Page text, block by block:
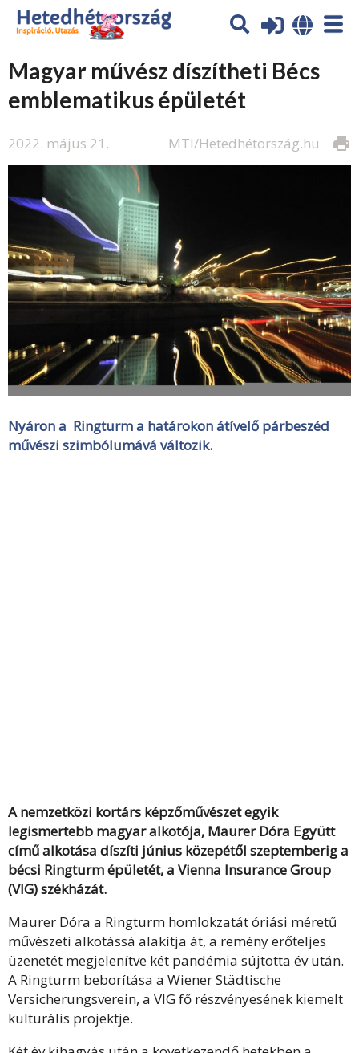
Magyar művész díszítheti Bécs
emblematikus épületét
2022. május 21. print
MTI/Hetedhétország.hu
Nyáron a Ringturm a határokon átívelő párbeszéd
művészi szimbólumává változik.
A nemzetközi kortárs képzőművészet egyik
legismertebb magyar alkotója, Maurer Dóra Együtt
című alkotása díszíti június közepétől szeptemberig a
bécsi Ringturm épületét, a Vienna Insurance Group
(VIG) székházát.
Maurer Dóra a Ringturm homlokzatát óriási méretű
művészeti alkotássá alakítja át, a remény erőteljes
üzenetét megjelenítve két pandémia sújtotta év után.
A Ringturm beborítása a Wiener Städtische
Versicherungsverein, a VIG fő részvényesének kiemelt
kulturális projektje.